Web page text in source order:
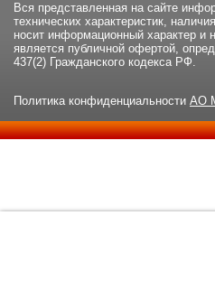
Вся представленная на сайте
технических характеристик,
носит информационный характер и
является публичной офертой,
437(2) Гражданского кодекса РФ.
Политика конфиденциальности АО